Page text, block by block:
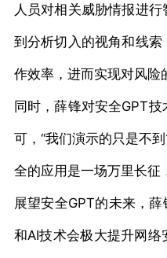
人员对相关威胁情报进
到分析切入的视角和线
作效率，进而实现对风险
同时，薛锋对安全GPT
可，“我们演示的只是不
全的应用是一场万里长征
展望安全GPT的未来，薛
和AI技术会极大提升网